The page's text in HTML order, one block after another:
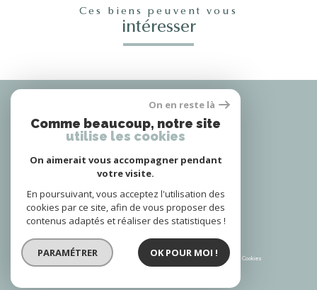
Ces biens peuvent vous
intéresser
adhérons
Nous
suivre
© 2026 | Tous droits réservés | Traduction powered by Google |
Plan du site
Mentions légales Admin Partenaires Politique RGPD Cookies
On en reste là
Comme beaucoup, notre site
utilise les cookies
On aimerait vous accompagner pendant
votre visite.
En poursuivant, vous acceptez l'utilisation des
cookies par ce site, afin de vous proposer des
contenus adaptés et réaliser des statistiques !
PARAMÉTRER OK POUR MOI !